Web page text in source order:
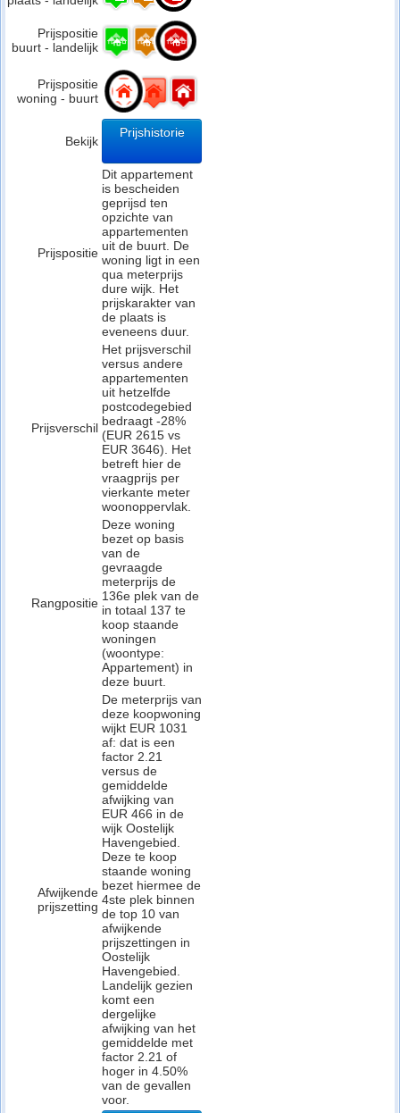
Prijspositie
buurt - landelijk
Prijspositie
woning - buurt
Bekijk
Prijshistorie
Prijspositie
Dit appartement
is bescheiden
geprijsd ten
opzichte van
appartementen
uit de buurt. De
woning ligt in een
qua meterprijs
dure wijk. Het
prijskarakter van
de plaats is
eveneens duur.
Prijsverschil
Het prijsverschil
versus andere
appartementen
uit hetzelfde
postcodegebied
bedraagt -28%
(EUR 2615 vs
EUR 3646). Het
betreft hier de
vraagprijs per
vierkante meter
woonoppervlak.
Rangpositie
Deze woning
bezet op basis
van de
gevraagde
meterprijs de
136e plek van de
in totaal 137 te
koop staande
woningen
(woontype:
Appartement) in
deze buurt.
Afwijkende
prijszetting
De meterprijs van
deze koopwoning
wijkt EUR 1031
af: dat is een
factor 2.21
versus de
gemiddelde
afwijking van
EUR 466 in de
wijk Oostelijk
Havengebied.
Deze te koop
staande woning
bezet hiermee de
4ste plek binnen
de top 10 van
afwijkende
prijszettingen in
Oostelijk
Havengebied.
Landelijk gezien
komt een
dergelijke
afwijking van het
gemiddelde met
factor 2.21 of
hoger in 4.50%
van de gevallen
voor.